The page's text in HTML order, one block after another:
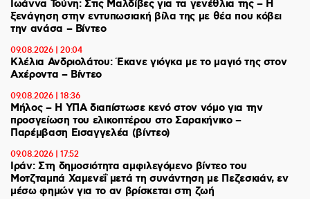
Ιωάννα Τούνη: Στις Μαλδίβες για τα γενέθλια της – H
ξενάγηση στην εντυπωσιακή βίλα της με θέα που κόβει
την ανάσα – Βίντεο
09.08.2026 | 20:04
Κλέλια Ανδριολάτου: Έκανε γιόγκα με το μαγιό της στον
Αχέροντα – Βίντεο
09.08.2026 | 18:36
Μήλος – Η ΥΠΑ διαπίστωσε κενό στον νόμο για την
προσγείωση του ελικοπτέρου στο Σαρακήνικο –
Παρέμβαση Εισαγγελέα (βίντεο)
09.08.2026 | 17:52
Ιράν: Στη δημοσιότητα αμφιλεγόμενο βίντεο του
Μοτζταμπά Χαμενεΐ μετά τη συνάντηση με Πεζεσκιάν, εν
μέσω φημών για το αν βρίσκεται στη ζωή